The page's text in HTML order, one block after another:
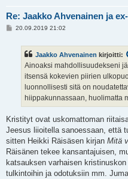
Re: Jaakko Ahvenainen ja
V20.09.2019 21:02
Jaakko Ahvenainen kirjoitti:
Ainoaksi mahdollisuudekseni
itsensä kokevien piirien
luonnollisesti sitä on
hiippakunnassaan, huolimatta
Kristityt ovat uskomattoman
Jeesus liioitella sanoessaan, että
sitten Heikki Räisäsen kirjan Mitä
Räisänen tekee kansantajuisen,
katsauksen varhaisen
tulkintoihin ja odotuksiin mm.